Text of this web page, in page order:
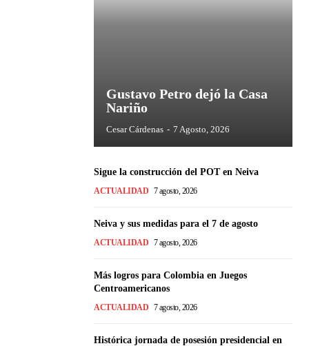
Gustavo Petro dejó la Casa
Nariño
Cesar Cárdenas - 7 Agosto, 2026
Sigue la construcción del POT en Neiva
ACTUALIDAD 7 agosto, 2026
Neiva y sus medidas para el 7 de agosto
ACTUALIDAD 7 agosto, 2026
Más logros para Colombia en Juegos
Centroamericanos
ACTUALIDAD 7 agosto, 2026
Histórica jornada de posesión presidencial en